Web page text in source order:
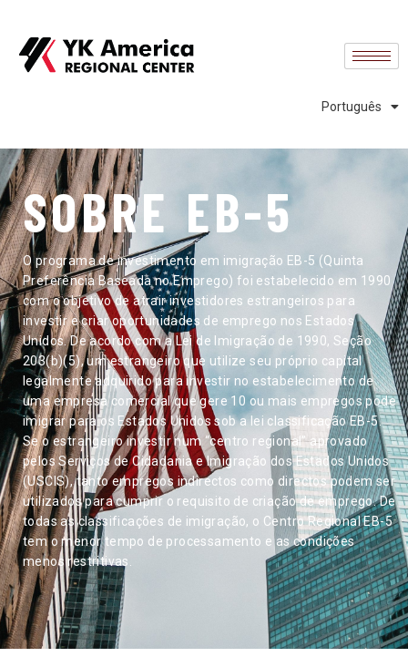
Português
English
中文 (中国)
Español
SOBRE EB-5
O programa de investimento em imigração EB-5 (Quinta
Preferência Baseada no Emprego) foi estabelecido em 1990
com o objetivo de atrair investidores estrangeiros para
investir e criar oportunidades de emprego nos Estados
Unidos. De acordo com a Lei de Imigração de 1990, Seção
203(b)(5), um estrangeiro que utilize seu próprio capital
legalmente adquirido para investir no estabelecimento de
uma empresa comercial que gere 10 ou mais empregos pode
imigrar para os Estados Unidos sob a lei classificação EB-5.
Se o estrangeiro investir num “centro regional” aprovado
pelos Serviços de Cidadania e Imigração dos Estados Unidos
(USCIS), tanto empregos indirectos como directos podem ser
utilizados para cumprir o requisito de criação de emprego. De
todas as classificações de imigração, o Centro Regional EB-5
tem o menor tempo de processamento e as condições
menos restritivas.